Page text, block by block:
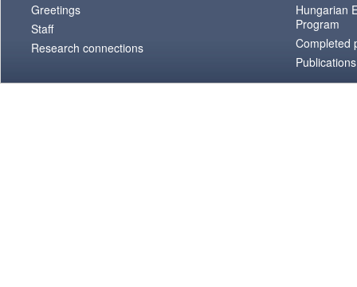
Greetings
Staff
Research connections
Hungarian
Program
Completed
Publications